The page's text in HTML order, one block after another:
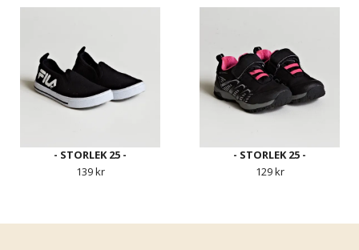
- STORLEK 25 -
139 kr
- STORLEK 25 -
129 kr